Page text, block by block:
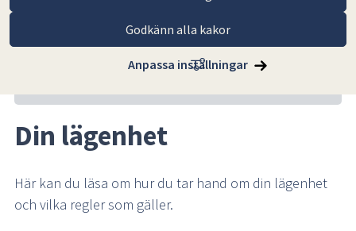
Godkänn alla kakor
Anpassa inställningar
Vara Bostäder AB För hyresgäster Din lägenhet
Din lägenhet
Här kan du läsa om hur du tar hand om din lägenhet
och vilka regler som gäller.